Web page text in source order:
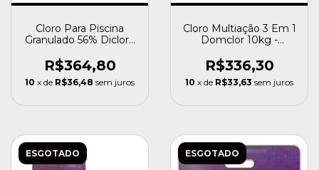
Cloro Para Piscina
Granulado 56% Dicloro
R$364,80
10 x de R$36,48 sem juros
Cloro Multiação 3 Em 1
Domclor 10kg -
R$336,30
10 x de R$33,63 sem juros
ESGOTADO ESGOTADO